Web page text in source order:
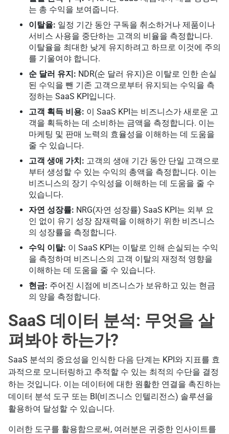
는 총 수익을 보여줍니다.
이탈율: 일정 기간 동안 구독을 취소하거나 제품이나
서비스 사용을 중단하는 고객의 비율을 측정합니다.
이탈율을 최대한 낮게 유지하려고 하므로 이것에 주의
를 기울여야 합니다.
순 달러 유지: NDR(순 달러 유지)은 이탈로 인한 손실
된 수익을 뺀 기존 고객으로부터 유지되는 수익을 측
정하는 SaaS KPI입니다.
고객 획득 비용: 이 SaaS KPI는 비즈니스가 새로운 고
객을 획득하는 데 소비하는 금액을 측정합니다. 이는
마케팅 및 판매 노력의 효율성을 이해하는 데 도움을
줄 수 있습니다.
고객 생애 가치: 고객의 생애 기간 동안 단일 고객으로
부터 생성할 수 있는 수익의 총액을 측정합니다. 이는
비즈니스의 장기 수익성을 이해하는 데 도움을 줄 수
있습니다.
자연 성장률: NRG(자연 성장률) SaaS KPI는 외부 요
인 없이 유기 성장 잠재력을 이해하기 위한 비즈니스
의 성장률을 측정합니다.
수익 이탈: 이 SaaS KPI는 이탈로 인해 손실되는 수익
을 측정하며 비즈니스의 고객 이탈의 재정적 영향을
이해하는 데 도움을 줄 수 있습니다.
현금: 주어진 시점에 비즈니스가 보유하고 있는 현금
의 양을 측정합니다.
SaaS 데이터 분석: 무엇을 살
펴봐야 하는가?
SaaS 분석의 중요성을 인식한 다음 단계는 KPI와 지표를 효
과적으로 모니터링하고 추적할 수 있는 최적의 수단을 결정
하는 것입니다. 이는 데이터에 대한 원활한 연결을 촉진하는
데이터 분석 도구 또는 BI(비즈니스 인텔리전스) 솔루션을
활용하여 달성할 수 있습니다.
이러한 도구를 활용함으로써, 여러분은 귀중한 인사이트를